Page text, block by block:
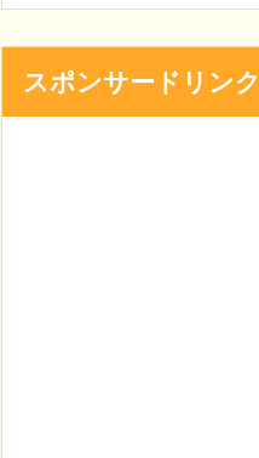
スポンサードリンク